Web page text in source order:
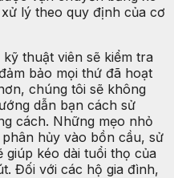
lý theo quy định của cơ
thuật viên sẽ kiểm tra
bảo mọi thứ đã hoạt
chúng tôi sẽ không
dẫn bạn cách sử
cách. Những mẹo nhỏ
hủy vào bồn cầu, sử
giúp kéo dài tuổi thọ của
Đối với các hộ gia đình,